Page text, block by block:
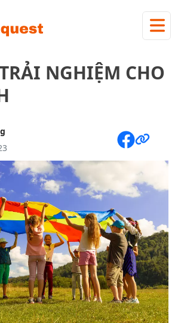
NGHIỆM CHO